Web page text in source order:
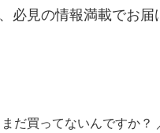
必見の情報満載でお届
だ買ってないんですか？